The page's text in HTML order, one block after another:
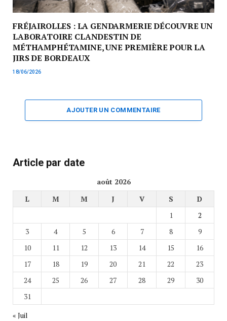
FRÉJAIROLLES : LA GENDARMERIE DÉCOUVRE UN
LABORATOIRE CLANDESTIN DE
MÉTHAMPHÉTAMINE, UNE PREMIÈRE POUR LA
JIRS DE BORDEAUX
18/06/2026
AJOUTER UN COMMENTAIRE
Article par date
août 2026
L
M M J V S
D
1
2
3
4 5 6 7 8
9
10
11 12 13 14 15
16
17
18 19 20 21 22
23
24
25 26 27 28 29
30
31
« Juil